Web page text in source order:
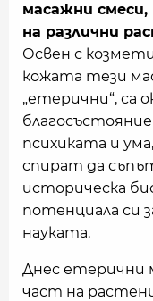
масажни
на различни
Освен с
кожата тези
„етерични“, са
психиката и
спират да
историческа
потенциала си
науката.
Днес етерични
част на